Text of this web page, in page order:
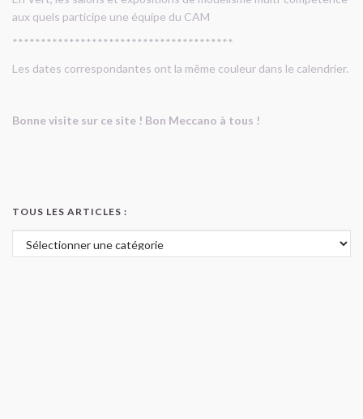
aux quels participe une équipe du CAM
***************************************
Les dates correspondantes ont la même couleur dans le calendrier.
Bonne visite sur ce site ! Bon Meccano à tous !
TOUS LES ARTICLES :
Tous les articles :